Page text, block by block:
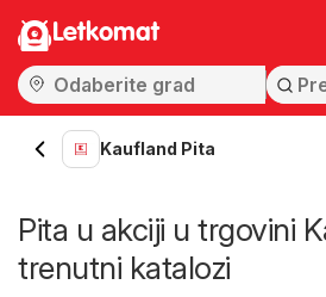
Letkomat
Kaufland Pita
Pita u akciji u trgovini
trenutni katalozi